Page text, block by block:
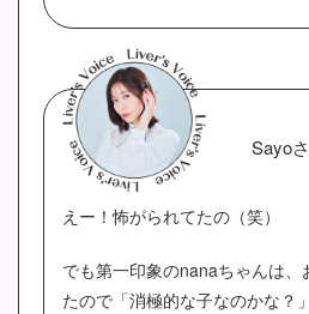
Sayo
えー！怖がられてたの（笑）
でも第一印象のnanaちゃんは、
たので「消極的な子なのかな？